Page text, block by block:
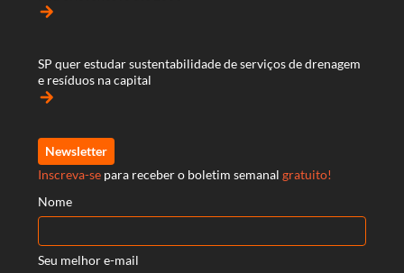
arrow_forward
SP quer estudar sustentabilidade de serviços de drenagem
e resíduos na capital
arrow_forward
Newsletter
Inscreva-se para receber o boletim semanal gratuito!
Nome
Seu melhor e-mail